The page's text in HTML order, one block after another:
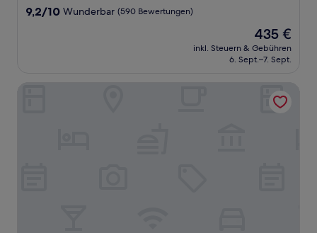
9.2
9,2/10 Wunderbar (590 Bewertungen)
Der
Preis
beträgt
435 €
inkl. Steuern & Gebühren
6. Sept.–7. Sept.